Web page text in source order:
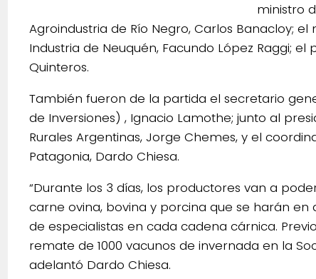
ministro
Agroindustria de Río Negro, Carlos Banacloy;
Industria de Neuquén, Facundo López Raggi; el
Quinteros.
También fueron de la partida el secretario
de Inversiones) , Ignacio Lamothe; junto al
Rurales Argentinas, Jorge Chemes, y el
Patagonia, Dardo Chiesa.
“Durante los 3 días, los productores van a
carne ovina, bovina y porcina que se harán en
de especialistas en cada cadena cárnica.
remate de 1000 vacunos de invernada en la
adelantó Dardo Chiesa.